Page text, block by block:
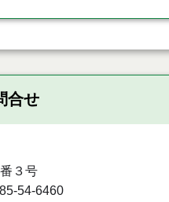
合せ
３号
54-6460